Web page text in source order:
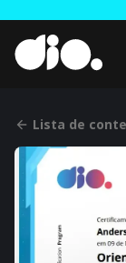
Lista de